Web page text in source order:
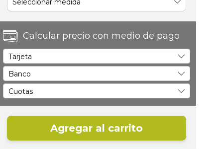
Calcular precio con medio de pago
Agregar al carrito